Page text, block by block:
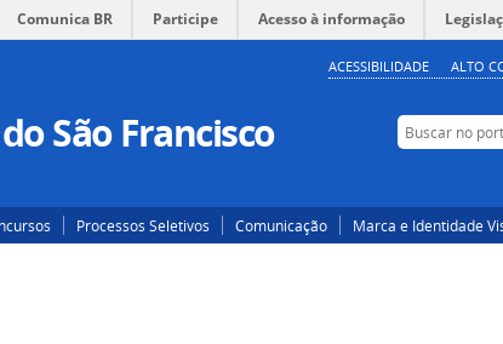
Comunica BR Participe Acesso à informação
ACESSIBILIDADE ALTO
São Francisco Buscar no portal
Processos Seletivos Comunicação Marca e Identidade